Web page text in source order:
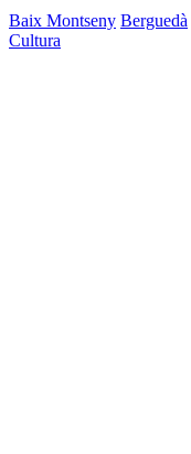
Baix Montseny Berguedà
Cultura